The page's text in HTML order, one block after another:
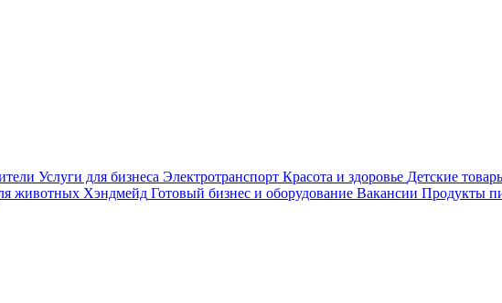
Услуги для бизнеса Электротранспорт Красота и здоровье Детские
животных Хэндмейд Готовый бизнес и оборудование Вакансии Продукты